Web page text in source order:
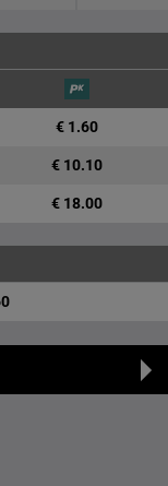
€ 1.60
€ 10.10
€ 18.00